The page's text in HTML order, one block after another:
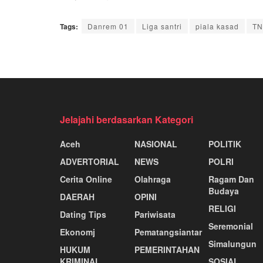
Tags: Danrem 01 Liga santri piala kasad
Jelajahi berdasarkan Kategori
Aceh
ADVERTORIAL
Cerita Online
DAERAH
Dating Tips
Ekonomj
HUKUM
NASIONAL
NEWS
Olahraga
OPINI
Pariwisata
Pematangsiantar
PEMERINTAHAN
POLITIK
POLRI
Ragam Dan
Budaya
RELIGI
Seremonial
Simalungun